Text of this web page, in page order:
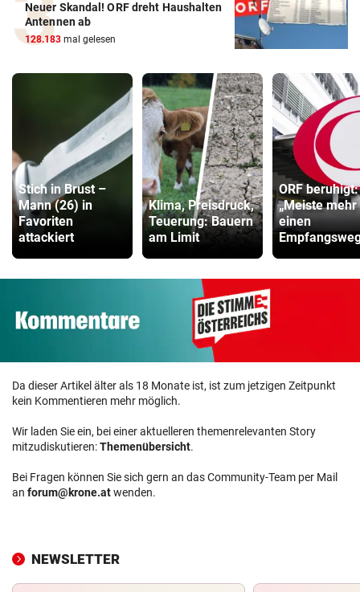
Neuer Skandal! ORF dreht Haushalten
Antennen ab
128.183 mal gelesen
Stich in Brust –
Mann (26) in
Favoriten
attackiert
Klima, Preisdruck,
Teuerung: Bauern
am Limit
ORF beruhigt:
„Meiste mehr
einen
Da dieser Artikel älter als 18 Monate ist, ist zum jetzigen Zeitpunkt
kein Kommentieren mehr möglich.
Wir laden Sie ein, bei einer aktuelleren themenrelevanten Story
mitzudiskutieren:Themenübersicht.
Bei Fragen können Sie sich gern an das Community-Team per Mail
an forum@krone.atwenden.
NEWSLETTER